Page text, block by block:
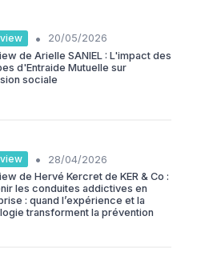
•
20/05/2026
de Arielle SANIEL : L'impact des
d'Entraide Mutuelle sur
sociale
•
28/04/2026
de Hervé Kercret de KER & Co :
les conduites addictives en
: quand l’expérience et la
transforment la prévention